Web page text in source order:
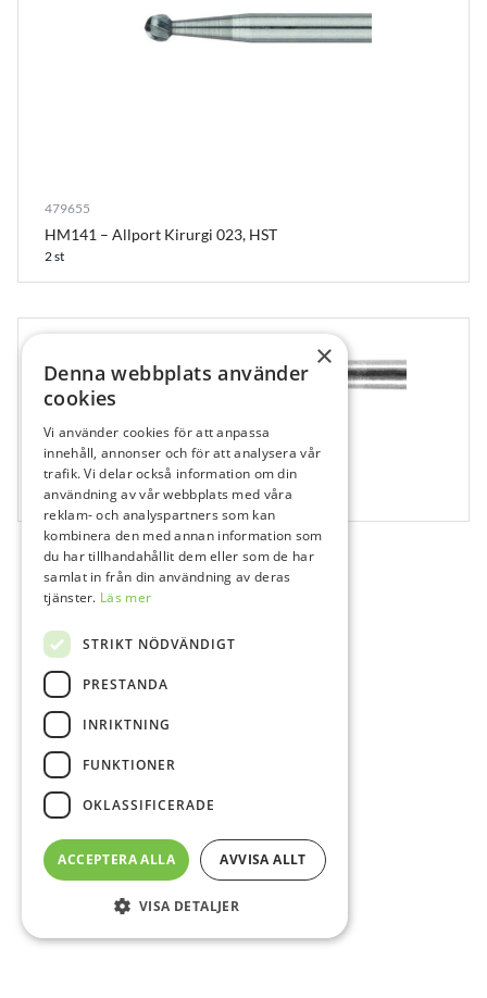
479655
HM141 – Allport Kirurgi 023, HST
2 st
453620
HM161 – Zekrya ISO 018, HST
2 st
×
Denna webbplats använder
cookies
Vi använder cookies för att anpassa
innehåll, annonser och för att analysera vår
trafik. Vi delar också information om din
användning av vår webbplats med våra
reklam- och analyspartners som kan
kombinera den med annan information som
du har tillhandahållit dem eller som de har
samlat in från din användning av deras
tjänster. Läs mer
STRIKT NÖDVÄNDIGT
PRESTANDA
INRIKTNING
FUNKTIONER
OKLASSIFICERADE
ACCEPTERA ALLA AVVISA ALLT
VISA DETALJER